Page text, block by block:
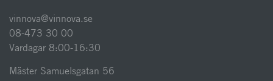
vinnova@vinnova.se
08-473 30 00
Vardagar 8:00-16:30
Mäster Samuelsgatan 56